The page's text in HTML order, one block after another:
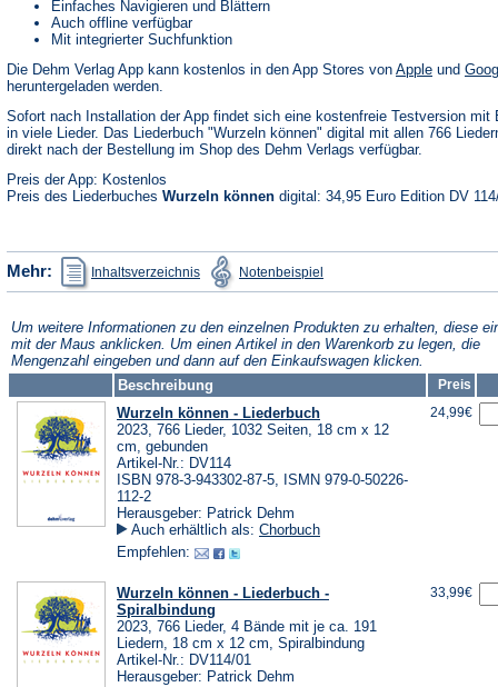
Einfaches Navigieren und Blättern
Auch offline verfügbar
Mit integrierter Suchfunktion
Die Dehm Verlag App kann kostenlos in den App Stores von Apple(Öffnet
neuen
Tab)
und
heruntergeladen werden.
Sofort nach Installation der App findet sich eine kostenfreie Testversion mit
in viele Lieder. Das Liederbuch "Wurzeln können" digital mit allen 766
direkt nach der Bestellung im Shop des Dehm Verlags verfügbar.
Preis der App: Kostenlos
Preis des Liederbuches Wurzeln können digital: 34,95 Euro Edition DV
Mehr: Inhaltsverzeichnis
(Öffnet
in
einem
Tab)
Notenbeispiel in
einem
Tab)
Um weitere Informationen zu den einzelnen Produkten zu erhalten, diese
mit der Maus anklicken. Um einen Artikel in den Warenkorb zu legen, die
Mengenzahl eingeben und dann auf den Einkaufswagen klicken.
Beschreibung
Preis
Wurzeln können - Liederbuch
2023, 766 Lieder, 1032 Seiten, 18 cm x 12
cm, gebunden
Artikel-Nr.: DV114
ISBN 978-3-943302-87-5, ISMN 979-0-50226-
112-2
Herausgeber: Patrick Dehm
Auch erhältlich als: Chorbuch
Empfehlen:
24,99€
Wurzeln können - Liederbuch -
Spiralbindung
2023, 766 Lieder, 4 Bände mit je ca. 191
Liedern, 18 cm x 12 cm, Spiralbindung
Artikel-Nr.: DV114/01
Herausgeber: Patrick Dehm
33,99€